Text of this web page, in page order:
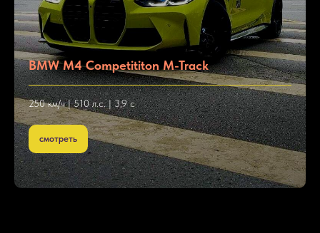
BMW M4 Competititon M-Track
250 км/ч | 510 л.с. | 3,9 с
смотреть